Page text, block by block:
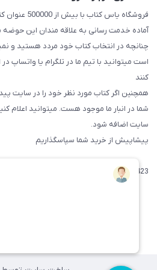
فروشگاه یاس
آماده خدمت رسانی به علاقه مندان این حوضه
چنانچه در انتخاب کتاب خود مردد هستید و
است میتوانید با تیم ما در تلگرام یا واتساپ در
کنند
همچنین اگر کتاب مورد نظر خود را در سایت
شما در انبار ما موجود هست. میتوانید اعلام
سایت اضافه شود.
پیشاپیش از خرید شما سپاسگذاریم
09371742423 (لطفا فقط پیامک داده و یا از طریق واتساپ با ما در ارتباط باشید)